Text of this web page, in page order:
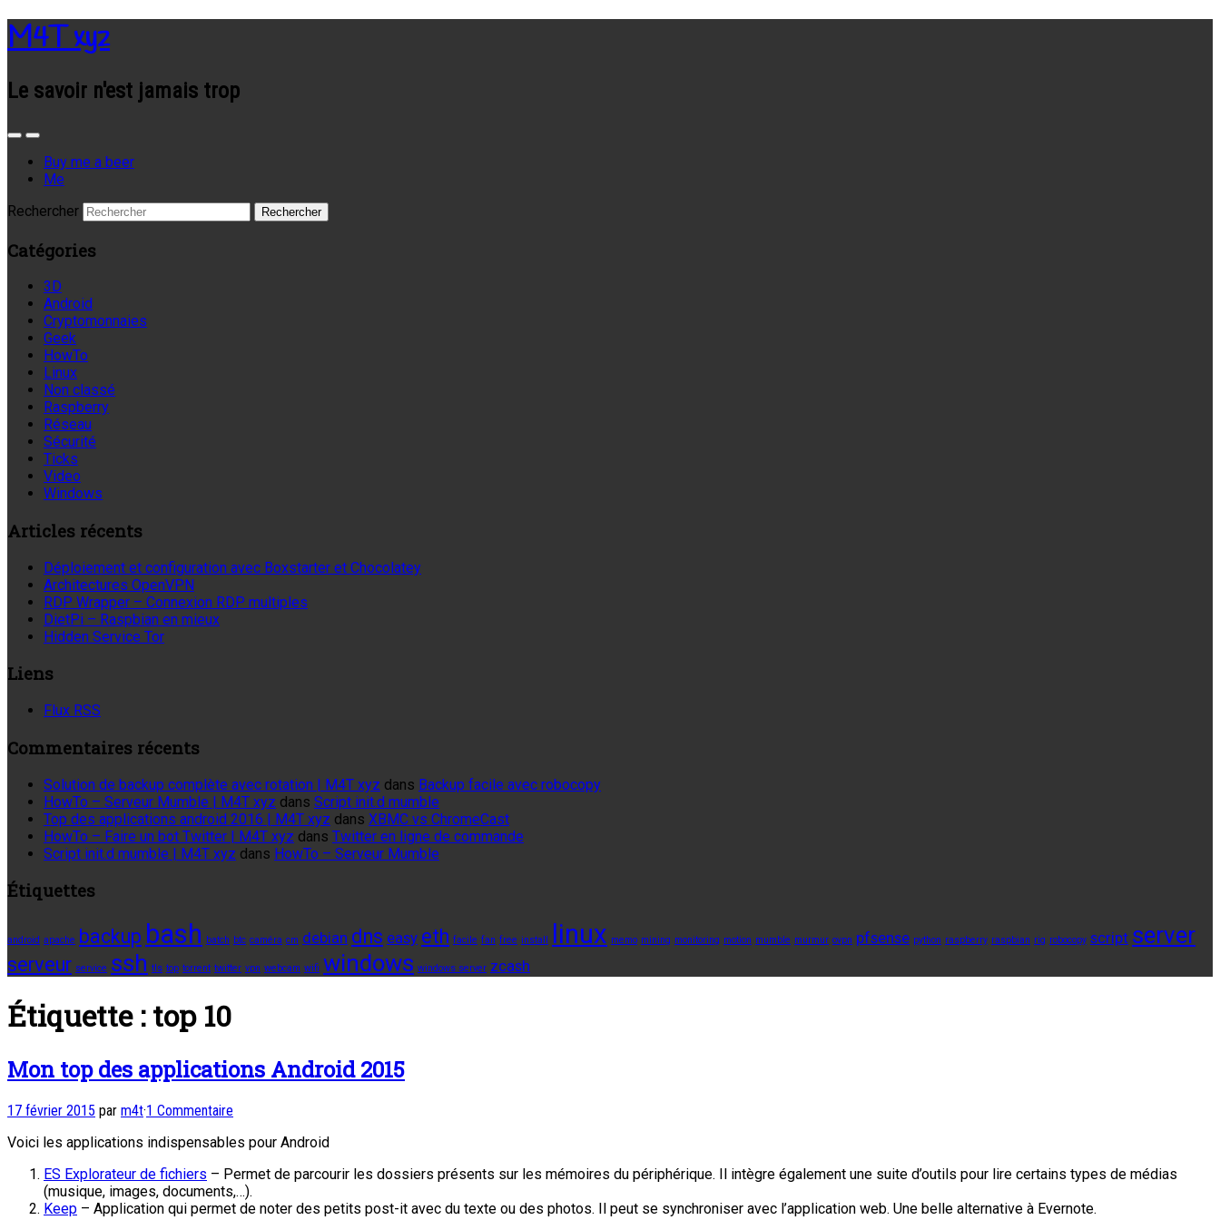
M4T xyz
Le savoir n'est jamais trop
Buy me a beer
Me
Rechercher
Catégories
3D
Android
Cryptomonnaies
Geek
HowTo
Linux
Non classé
Raspberry
Réseau
Sécurité
Ticks
Video
Windows
Articles récents
Déploiement et configuration avec Boxstarter et Chocolatey
Architectures OpenVPN
RDP Wrapper – Connexion RDP multiples
DietPi – Raspbian en mieux
Hidden Service Tor
Liens
Flux RSS
Commentaires récents
Solution de backup complète avec rotation | M4T xyz dans Backup facile avec robocopy
HowTo – Serveur Mumble | M4T xyz dans Script init.d mumble
Top des applications android 2016 | M4T xyz dans XBMC vs ChromeCast
HowTo – Faire un bot Twitter | M4T xyz dans Twitter en ligne de commande
Script init.d mumble | M4T xyz dans HowTo – Serveur Mumble
Étiquettes
android apache backup bash batch btc caméra cm debian dns easy eth facile fan free install linux memo mining monitoring motion mumble murmur ovpn pfsense python raspberry raspbian rig robocopy script server
serveur service ssh tls top torrent twitter vpn webcam wifi windows windows server zcash
Étiquette :top 10
Mon top des applications Android 2015
17 février 2015 par m4t·1 Commentaire
Voici les applications indispensables pour Android
ES Explorateur de fichiers – Permet de parcourir les dossiers présents sur les mémoires du périphérique. Il intègre également une suite d’outils pour lire certains types de médias
(musique, images, documents,…).
Keep – Application qui permet de noter des petits post-it avec du texte ou des photos. Il peut se synchroniser avec l’application web. Une belle alternative à Evernote.